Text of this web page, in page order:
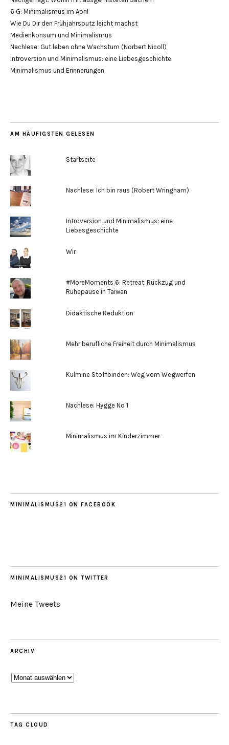
6 G: Minimalismus im April
Wie Du Dir den Frühjahrsputz leicht machst
Medienkonsum und Minimalismus
Nachlese: Gut leben ohne Wachstum (Norbert Nicoll)
Introversion und Minimalismus: eine Liebesgeschichte
Minimalismus und Erinnerungen
AM HÄUFIGSTEN GELESEN
Startseite
Nachlese: Ich bin raus (Robert Wringham)
Introversion und Minimalismus: eine
Liebesgeschichte
Wir
#MoreMoments 6: Retreat. Rückzug und
Ruhepause in Taiwan
Didaktische Reduktion
Mehr berufliche Freiheit durch Minimalismus
Kulmine Stoffbinden: Weg vom Wegwerfen
Nachlese: Hygge No 1
Minimalismus im Kinderzimmer
MINIMALISMUS21 ON FACEBOOK
MINIMALISMUS21 ON TWITTER
Meine Tweets
ARCHIV
Archiv
TAG CLOUD